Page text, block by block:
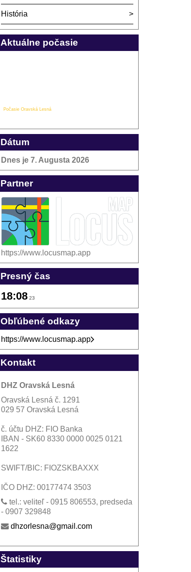
História
Aktuálne počasie
Počasie Oravská Lesná
Dátum
Dnes je 7. Augusta 2026
Partner
https://www.locusmap.app
Presný čas
18:08 23
Obľúbené odkazy
https://www.locusmap.app
Kontakt
DHZ Oravská Lesná
Oravská Lesná č. 1291
029 57 Oravská Lesná
č. účtu DHZ: FIO Banka
IBAN - SK60 8330 0000 0025 0121
1622
SWIFT/BIC: FIOZSKBAXXX
IČO DHZ: 00177474 3503
tel.: veliteľ - 0915 806553, predseda
- 0907 329848
dhzorlesna@gmail.com
Štatistiky